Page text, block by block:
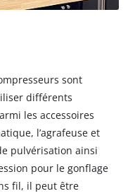
sont
différents
les accessoires
l’agrafeuse et
pulvérisation ainsi
pour le gonflage
fil, il peut être